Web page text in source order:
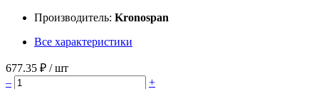
Производитель: Kronospan
Все характеристики
677.35 ₽ / шт
–
+